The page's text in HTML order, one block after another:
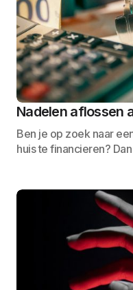
Nadelen aflossen
Ben je op zoek naar
huis te financieren?